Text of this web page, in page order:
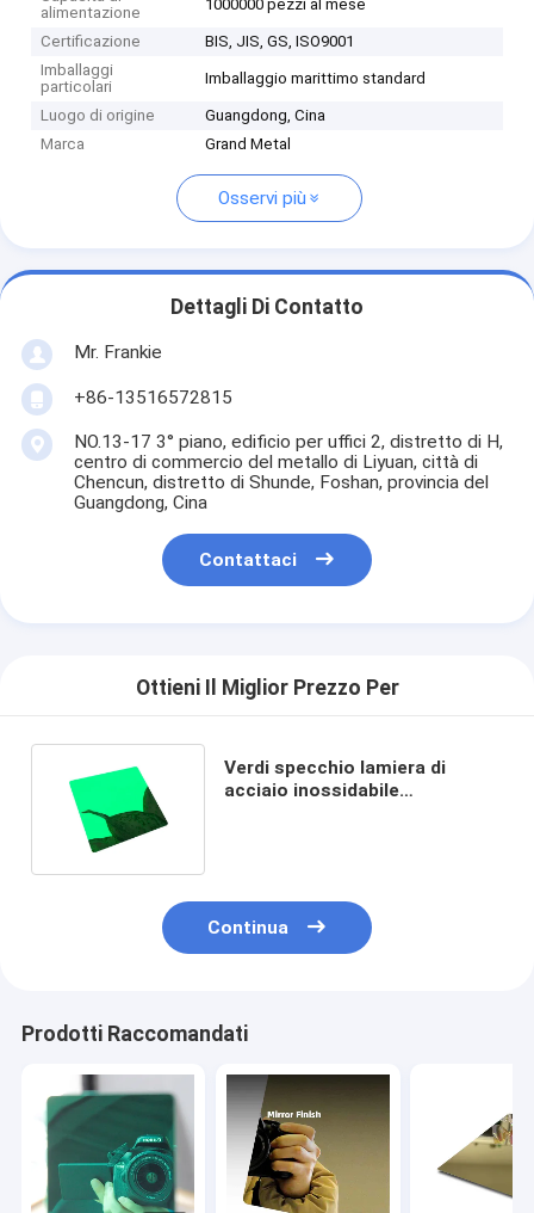
alimentazione
1000000 pezzi al mese
Certificazione
BIS, JIS, GS, ISO9001
Imballaggi
particolari
Imballaggio marittimo standard
Luogo di origine
Guangdong, Cina
Marca
Grand Metal
Osservi più
Dettagli Di Contatto
Mr. Frankie
+86-13516572815
NO.13-17 3° piano, edificio per uffici 2, distretto di H,
centro di commercio del metallo di Liyuan, città di
Chencun, distretto di Shunde, Foshan, provincia del
Guangdong, Cina
Contattaci
Ottieni Il Miglior Prezzo Per
Verdi specchio lamiera di
acciaio inossidabile
Continua
Prodotti Raccomandati